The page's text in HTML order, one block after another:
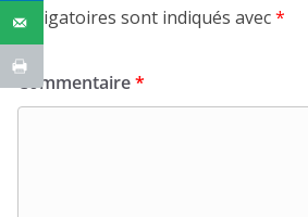
obligatoires sont indiqués avec*
Commentaire*